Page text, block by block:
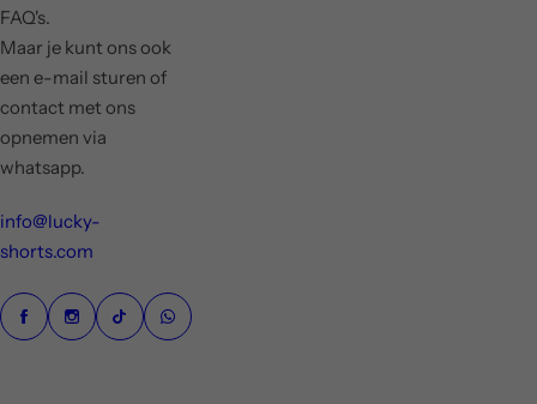
FAQ's.
Maar je kunt ons ook
een e-mail sturen of
contact met ons
opnemen via
whatsapp.
info@lucky-
shorts.com